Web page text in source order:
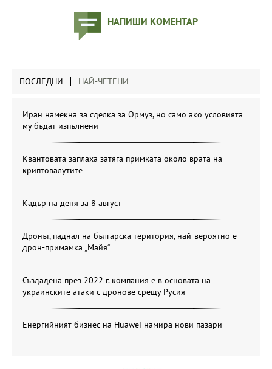
НАПИШИ КОМЕНТАР
ПОСЛЕДНИ НАЙ-ЧЕТЕНИ
Иран намекна за сделка за Ормуз, но само ако условията
му бъдат изпълнени
Квантовата заплаха затяга примката около врата на
криптовалутите
Кадър на деня за 8 август
Дронът, паднал на българска територия, най-вероятно е
дрон-примамка „Майя“
Създадена през 2022 г. компания е в основата на
украинските атаки с дронове срещу Русия
Енергийният бизнес на Huawei намира нови пазари